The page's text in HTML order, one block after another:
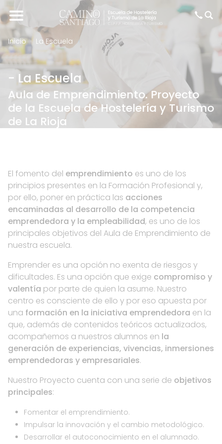
Inicio La Escuela
- La Escuela
Aula de Emprendimiento. Proyecto
de la Escuela de Hostelería y Turismo
de La Rioja
El fomento del emprendimiento es uno de los
principios presentes en la Formación Profesional y,
por ello, poner en práctica las acciones
encaminadas al desarrollo de la competencia
emprendedora y la empleabilidad, es uno de los
principales objetivos del Aula de Emprendimiento de
nuestra escuela.
Emprender es una opción no exenta de riesgos y
dificultades. Es una opción que exige compromiso y
valentía por parte de quien la asume. Nuestro
centro es consciente de ello y por eso apuesta por
una formación en la iniciativa emprendedora en la
que, además de contenidos teóricos actualizados,
acompañemos a nuestros alumnos en la
generación de experiencias, vivencias, inmersiones
emprendedoras y empresariales.
Nuestro Proyecto cuenta con una serie de objetivos
principales:
Fomentar el emprendimiento.
Impulsar la innovación y el cambio metodológico.
Desarrollar el autoconocimiento en el alumnado.